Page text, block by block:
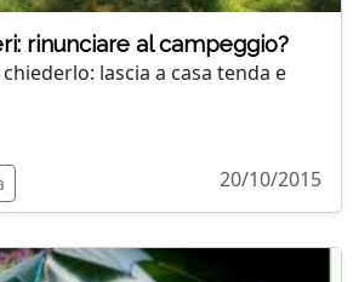
rinunciare al campeggio?
lascia a casa tenda e
20/10/2015